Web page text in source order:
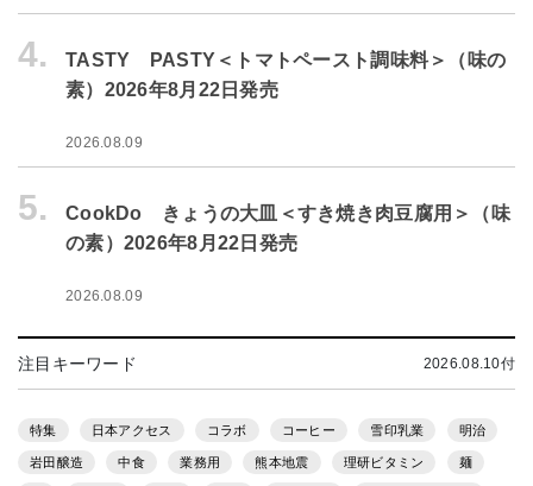
4.
TASTY PASTY＜トマトペースト調味料＞（味の
素）2026年8月22日発売
2026.08.09
5.
CookDo きょうの大皿＜すき焼き肉豆腐用＞（味
の素）2026年8月22日発売
2026.08.09
注目キーワード 2026.08.10付
特集 日本アクセス コラボ コーヒー 雪印乳業 明治
岩田醸造 中食 業務用 熊本地震 理研ビタミン 麺